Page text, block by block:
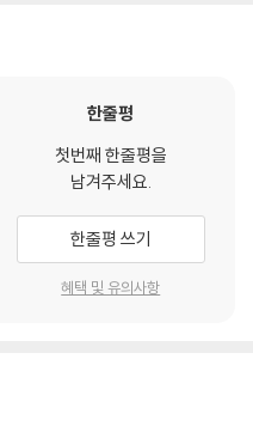
한줄평
첫번째 한줄평을
남겨주세요.
한줄평 쓰기
혜택 및 유의사항